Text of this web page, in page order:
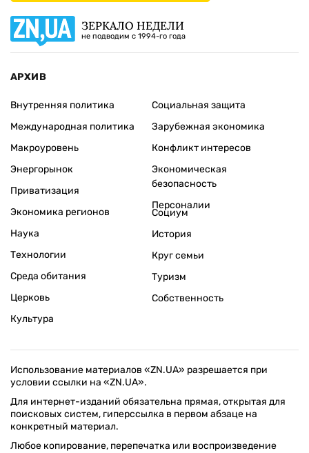
ЗЕРКАЛО НЕДЕЛИ
не подводим с 1994-го года
АРХИВ
Внутренняя политика
Международная политика
Макроуровень
Энергорынок
Приватизация
Экономика регионов
Социальная защита
Зарубежная экономика
Конфликт интересов
Экономическая
безопасность
Персоналии
Наука
Технологии
Среда обитания
Церковь
Культура
Социум
История
Круг семьи
Туризм
Собственность
Использование материалов «ZN.UA» разрешается при
условии ссылки на «ZN.UA».
Для интернет-изданий обязательна прямая, открытая для
поисковых систем, гиперссылка в первом абзаце на
конкретный материал.
Любое копирование, перепечатка или воспроизведение